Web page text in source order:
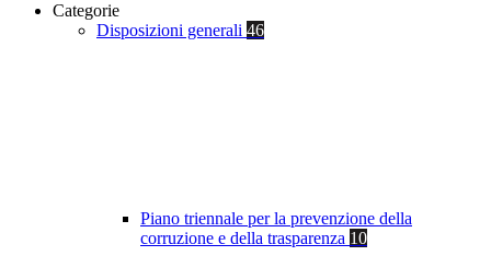
Categorie
Disposizioni generali 46
Piano triennale per la prevenzione della
corruzione e della trasparenza 10